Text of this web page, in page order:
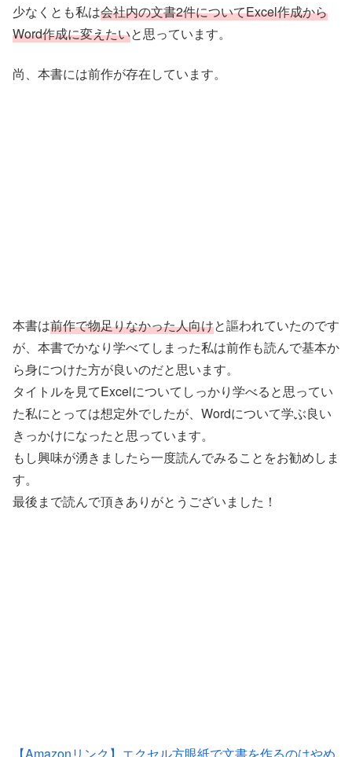
少なくとも私は会社内の文書2件についてExcel作成から
Word作成に変えたいと思っています。
尚、本書には前作が存在しています。
本書は前作で物足りなかった人向けと謳われていたのです
が、本書でかなり学べてしまった私は前作も読んで基本か
ら身につけた方が良いのだと思います。
タイトルを見てExcelについてしっかり学べると思ってい
た私にとっては想定外でしたが、Wordについて学ぶ良い
きっかけになったと思っています。
もし興味が湧きましたら一度読んでみることをお勧めしま
す。
最後まで読んで頂きありがとうございました！